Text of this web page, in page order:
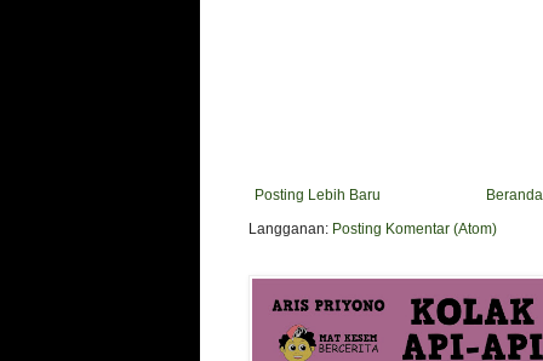
Posting Lebih Baru
Beranda
Langganan: Posting Komentar (Atom)